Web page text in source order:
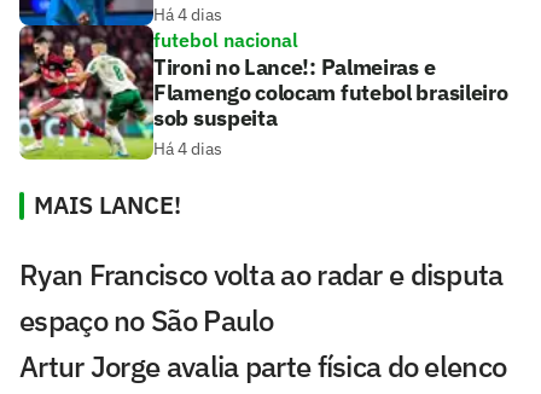
Há 4 dias
futebol nacional
Tironi no Lance!: Palmeiras e
Flamengo colocam futebol brasileiro
sob suspeita
Há 4 dias
MAIS LANCE!
Ryan Francisco volta ao radar e disputa
espaço no São Paulo
Artur Jorge avalia parte física do elenco